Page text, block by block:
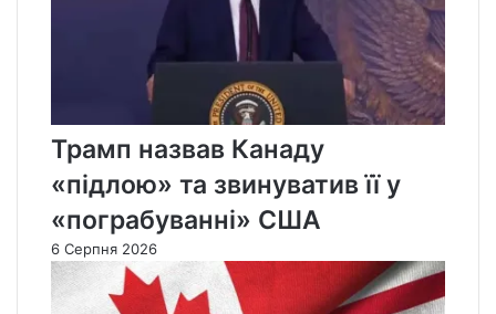
Трамп назвав Канаду
«підлою» та звинуватив її у
«пограбуванні» США
6 Серпня 2026